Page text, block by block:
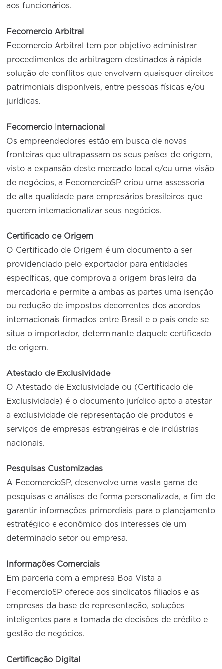
aos funcionários.
Fecomercio Arbitral
Fecomercio Arbitral tem por objetivo administrar
procedimentos de arbitragem destinados à rápida
solução de conflitos que envolvam quaisquer direitos
patrimoniais disponíveis, entre pessoas físicas e/ou
jurídicas.
Fecomercio Internacional
Os empreendedores estão em busca de novas
fronteiras que ultrapassam os seus países de origem,
visto a expansão deste mercado local e/ou uma visão
de negócios, a FecomercioSP criou uma assessoria
de alta qualidade para empresários brasileiros que
querem internacionalizar seus negócios.
Certificado de Origem
O Certificado de Origem é um documento a ser
providenciado pelo exportador para entidades
específicas, que comprova a origem brasileira da
mercadoria e permite a ambas as partes uma isenção
ou redução de impostos decorrentes dos acordos
internacionais firmados entre Brasil e o país onde se
situa o importador, determinante daquele certificado
de origem.
Atestado de Exclusividade
O Atestado de Exclusividade ou (Certificado de
Exclusividade) é o documento jurídico apto a atestar
a exclusividade de representação de produtos e
serviços de empresas estrangeiras e de indústrias
nacionais.
Pesquisas Customizadas
A FecomercioSP, desenvolve uma vasta gama de
pesquisas e análises de forma personalizada, a fim de
garantir informações primordiais para o planejamento
estratégico e econômico dos interesses de um
determinado setor ou empresa.
Informações Comerciais
Em parceria com a empresa Boa Vista a
FecomercioSP oferece aos sindicatos filiados e as
empresas da base de representação, soluções
inteligentes para a tomada de decisões de crédito e
gestão de negócios.
Certificação Digital